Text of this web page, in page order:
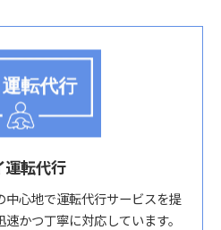
運転代行
中心地で運転代行サービスを提
かつ丁寧に対応しています。